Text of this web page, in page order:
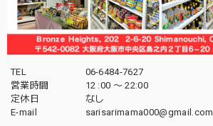
TEL
06-6484-7627
営業時間
12 :00 〜 22:00
定休日
なし
E-mail
sarisarimama000@gmail.com